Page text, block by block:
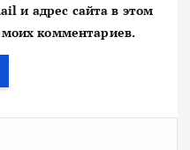
и адрес сайта в этом
комментариев.